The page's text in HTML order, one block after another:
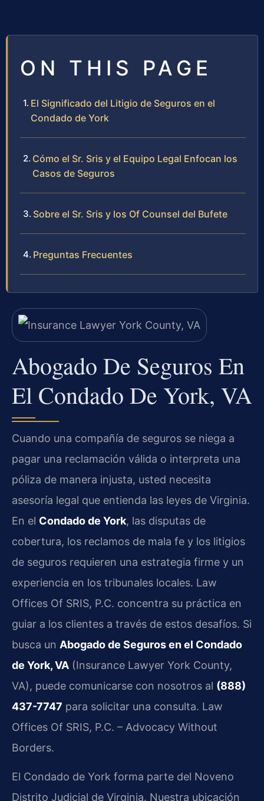
ON THIS PAGE
El Significado del Litigio de Seguros en el
Condado de York
Cómo el Sr. Sris y el Equipo Legal Enfocan los
Casos de Seguros
Sobre el Sr. Sris y los Of Counsel del Bufete
Preguntas Frecuentes
Abogado De Seguros En
El Condado De York, VA
Cuando una compañía de seguros se niega a
pagar una reclamación válida o interpreta una
póliza de manera injusta, usted necesita
asesoría legal que entienda las leyes de Virginia.
En el Condado de York, las disputas de
cobertura, los reclamos de mala fe y los litigios
de seguros requieren una estrategia firme y un
experiencia en los tribunales locales. Law
Offices Of SRIS, P.C. concentra su práctica en
guiar a los clientes a través de estos desafíos. Si
busca un Abogado de Seguros en el Condado
de York, VA (Insurance Lawyer York County,
VA), puede comunicarse con nosotros al (888)
437-7747 para solicitar una consulta. Law
Offices Of SRIS, P.C. – Advocacy Without
Borders.
El Condado de York forma parte del Noveno
Distrito Judicial de Virginia. Nuestra ubicación